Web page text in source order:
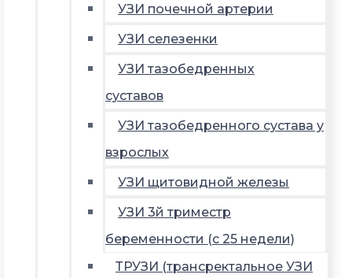
УЗИ почечной артерии
УЗИ селезенки
УЗИ тазобедренных
суставов
УЗИ тазобедренного сустава у
взрослых
УЗИ щитовидной железы
УЗИ 3й триместр
беременности (с 25 недели)
ТРУЗИ (трансректальное УЗИ